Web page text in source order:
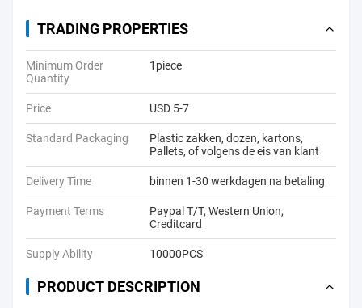
TRADING PROPERTIES
Minimum Order
Quantity
1piece
Price USD 5-7
Standard Packaging
Plastic zakken, dozen, kartons,
Pallets, of volgens de eis van klant
Delivery Time binnen 1-30 werkdagen na betaling
Payment Terms
Paypal T/T, Western Union,
Creditcard
Supply Ability 10000PCS
PRODUCT DESCRIPTION